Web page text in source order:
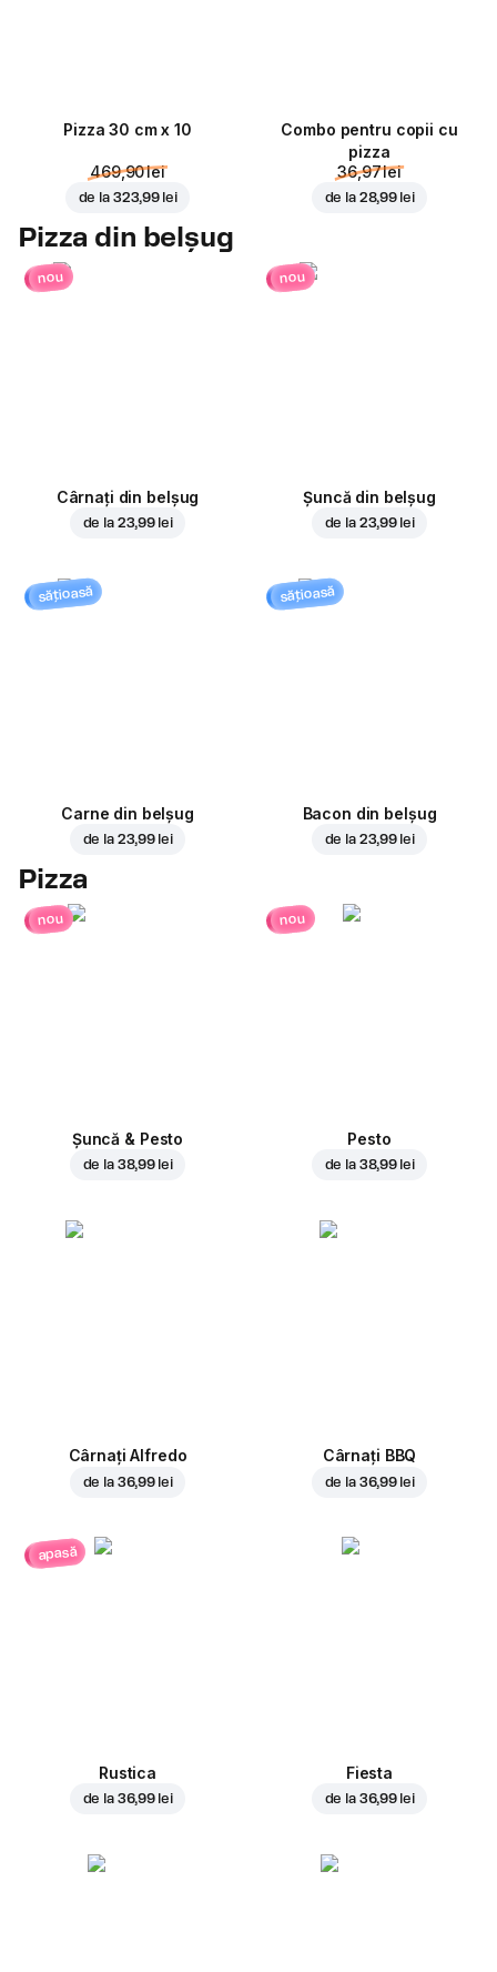
Pizza 30 cm x 10
469,90 lei
de la 323,99 lei
Combo pentru copii cu
pizza
36,97 lei
de la 28,99 lei
Pizza din belșug
nou
Cârnați din belșug
de la 23,99 lei
nou
Șuncă din belșug
de la 23,99 lei
sățioasă
Carne din belșug
de la 23,99 lei
sățioasă
Bacon din belșug
de la 23,99 lei
Pizza
nou
Șuncă & Pesto
de la 38,99 lei
nou
Pesto
de la 38,99 lei
Cârnați Alfredo
de la 36,99 lei
Cârnați BBQ
de la 36,99 lei
apasă
Rustica
de la 36,99 lei
Fiesta
de la 36,99 lei